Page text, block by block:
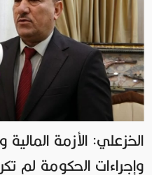
الخزعلي: الأزمة
وإجراءات الحكومة لم